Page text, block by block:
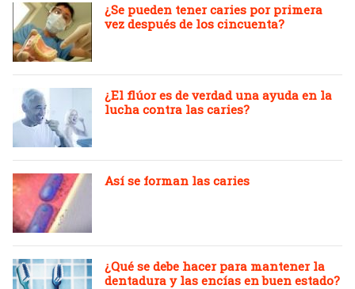
¿Se pueden tener caries por primera
vez después de los cincuenta?
¿El flúor es de verdad una ayuda en la
lucha contra las caries?
Así se forman las caries
¿Qué se debe hacer para mantener la
dentadura y las encías en buen estado?